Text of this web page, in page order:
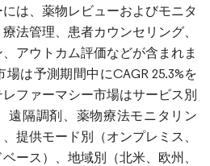
は、薬物レビューおよびモニタ
法管理、患者カウンセリング、
アウトカム評価などが含まれま
は予測期間中にCAGR 25.3%を
ファーマシー市場はサービス別
遠隔調剤、薬物療法モニタリン
提供モード別（オンプレミス、
ース）、地域別（北米、欧州、